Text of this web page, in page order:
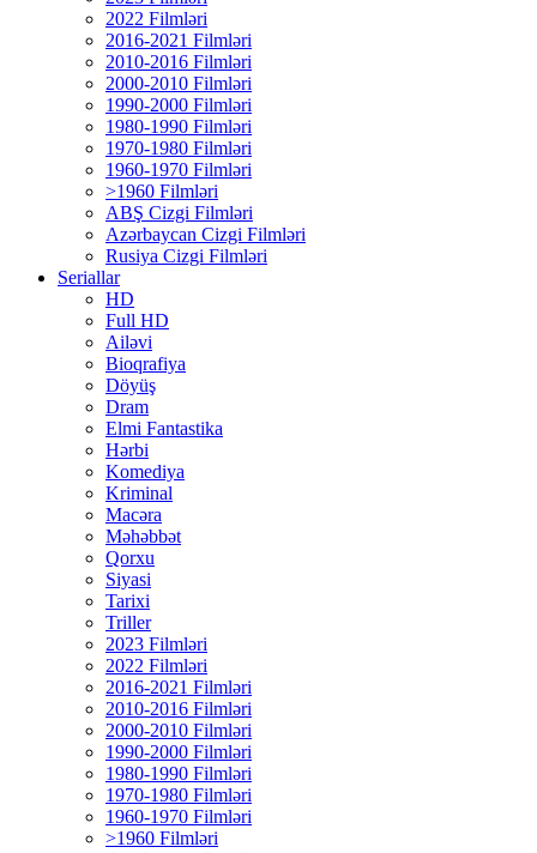
2022 Filmləri
2016-2021 Filmləri
2010-2016 Filmləri
2000-2010 Filmləri
1990-2000 Filmləri
1980-1990 Filmləri
1970-1980 Filmləri
1960-1970 Filmləri
>1960 Filmləri
ABŞ Cizgi Filmləri
Azərbaycan Cizgi Filmləri
Rusiya Cizgi Filmləri
Seriallar
HD
Full HD
Ailəvi
Bioqrafiya
Döyüş
Dram
Elmi Fantastika
Hərbi
Komediya
Kriminal
Macəra
Məhəbbət
Qorxu
Siyasi
Tarixi
Triller
2023 Filmləri
2022 Filmləri
2016-2021 Filmləri
2010-2016 Filmləri
2000-2010 Filmləri
1990-2000 Filmləri
1980-1990 Filmləri
1970-1980 Filmləri
1960-1970 Filmləri
>1960 Filmləri